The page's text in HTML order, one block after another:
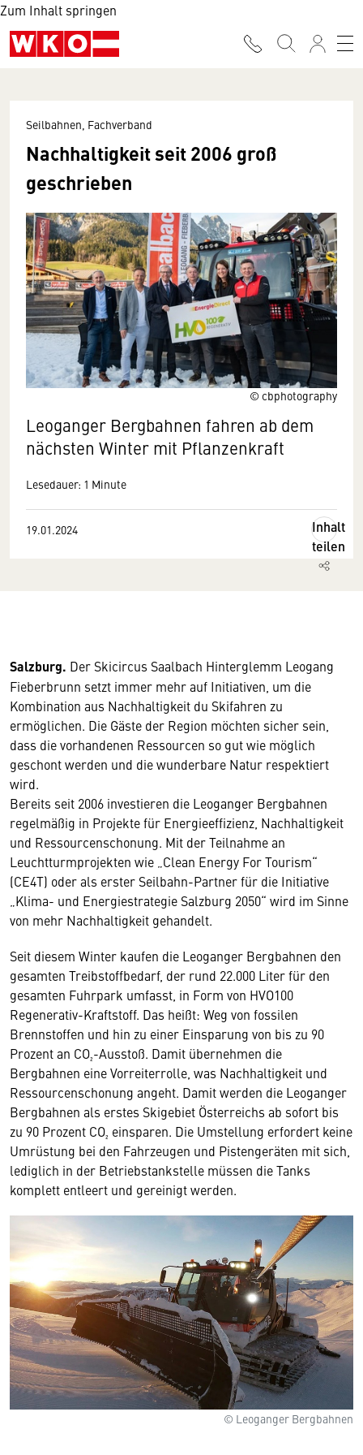
Zum Inhalt springen
© cbphotography
Seilbahnen, Fachverband
Nachhaltigkeit seit 2006 groß
geschrieben
Leoganger Bergbahnen fahren ab dem
nächsten Winter mit Pflanzenkraft
Lesedauer: 1 Minute
19.01.2024
Inhalt
teilen
Salzburg. Der Skicircus Saalbach Hinterglemm Leogang
Fieberbrunn setzt immer mehr auf Initiativen, um die
Kombination aus Nachhaltigkeit du Skifahren zu
ermöglichen. Die Gäste der Region möchten sicher sein,
dass die vorhandenen Ressourcen so gut wie möglich
geschont werden und die wunderbare Natur respektiert
wird.
Bereits seit 2006 investieren die Leoganger Bergbahnen
regelmäßig in Projekte für Energieeffizienz, Nachhaltigkeit
und Ressourcenschonung. Mit der Teilnahme an
Leuchtturmprojekten wie „Clean Energy For Tourism“
(CE4T) oder als erster Seilbahn-Partner für die Initiative
„Klima- und Energiestrategie Salzburg 2050“ wird im Sinne
von mehr Nachhaltigkeit gehandelt.
Seit diesem Winter kaufen die Leoganger Bergbahnen den
gesamten Treibstoffbedarf, der rund 22.000 Liter für den
gesamten Fuhrpark umfasst, in Form von HVO100
Regenerativ-Kraftstoff. Das heißt: Weg von fossilen
Brennstoffen und hin zu einer Einsparung von bis zu 90
Prozent an CO₂-Ausstoß. Damit übernehmen die
Bergbahnen eine Vorreiterrolle, was Nachhaltigkeit und
Ressourcenschonung angeht. Damit werden die Leoganger
Bergbahnen als erstes Skigebiet Österreichs ab sofort bis
zu 90 Prozent CO₂ einsparen. Die Umstellung erfordert keine
Umrüstung bei den Fahrzeugen und Pistengeräten mit sich,
lediglich in der Betriebstankstelle müssen die Tanks
komplett entleert und gereinigt werden.
© Leoganger Bergbahnen